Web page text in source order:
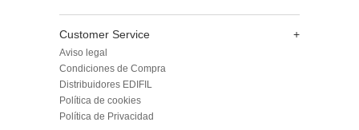
Customer Service +
Aviso legal
Condiciones de Compra
Distribuidores EDIFIL
Política de cookies
Política de Privacidad